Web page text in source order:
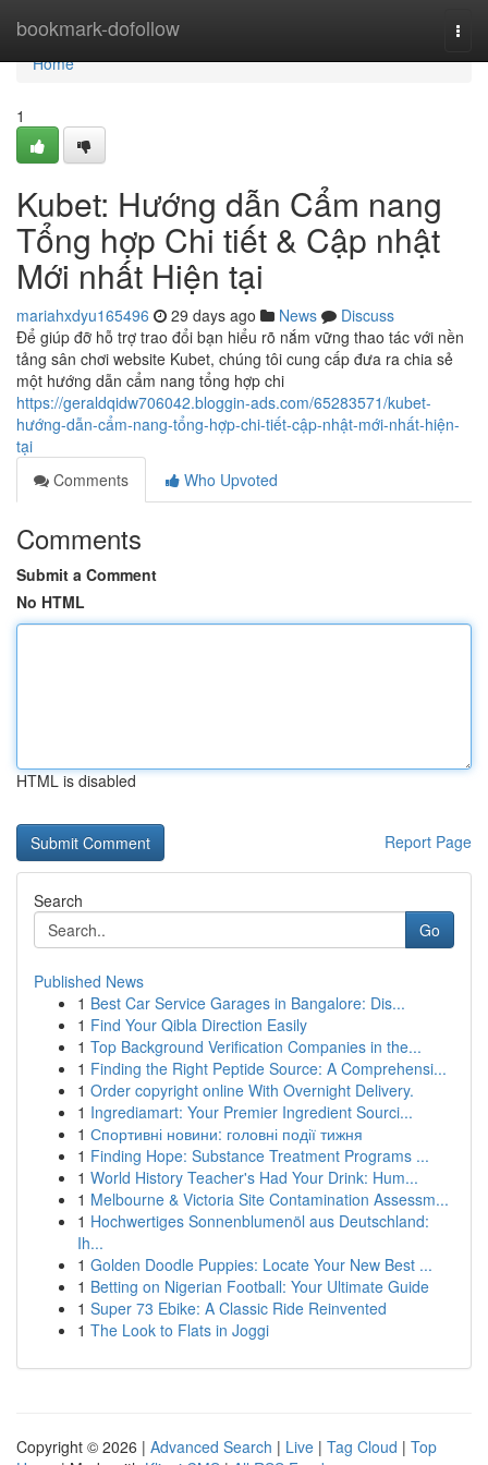
bookmark-dofollow
Home
Home
1
Kubet: Hướng dẫn Cẩm nang
Tổng hợp Chi tiết & Cập nhật
Mới nhất Hiện tại
mariahxdyu165496 29 days ago News
Discuss
Để giúp đỡ hỗ trợ trao đổi bạn hiểu rõ nắm vững thao tác với nền
tảng sân chơi website Kubet, chúng tôi cung cấp đưa ra chia sẻ
một hướng dẫn cẩm nang tổng hợp chi
https://geraldqidw706042.bloggin-ads.com/65283571/kubet-
hướng-dẫn-cẩm-nang-tổng-hợp-chi-tiết-cập-nhật-mới-nhất-hiện-
tại
Comments
Who Upvoted
Comments
Submit a Comment
No HTML
HTML is disabled
Report Page
Search
Go
Published News
1 Best Car Service Garages in Bangalore: Dis...
1 Find Your Qibla Direction Easily
1 Top Background Verification Companies in the...
1 Finding the Right Peptide Source: A Comprehensi...
1 Order copyright online With Overnight Delivery.
1 Ingrediamart: Your Premier Ingredient Sourci...
1 Спортивні новини: головні події тижня
1 Finding Hope: Substance Treatment Programs ...
1 World History Teacher's Had Your Drink: Hum...
1 Melbourne & Victoria Site Contamination Assessm...
1 Hochwertiges Sonnenblumenöl aus Deutschland:
Ih...
1 Golden Doodle Puppies: Locate Your New Best ...
1 Betting on Nigerian Football: Your Ultimate Guide
1 Super 73 Ebike: A Classic Ride Reinvented
1 The Look to Flats in Joggi
Copyright © 2026 | Advanced Search | Live | Tag Cloud | Top